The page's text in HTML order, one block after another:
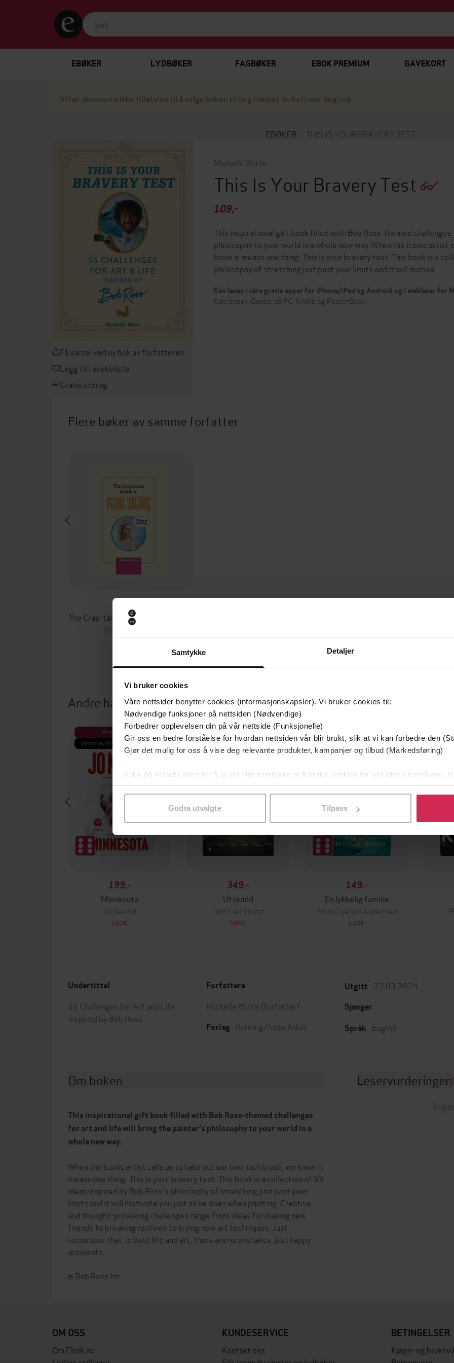
Samtykke Detaljer
Vi bruker cookies
Våre nettsider benytter cookies (informasjonskapsler). Vi bruker cookies til:
Nødvendige funksjoner på nettsiden (Nødvendige)
Forbedrer opplevelsen din på vår nettside (Funksjonelle)
Gir oss en bedre forståelse for hvordan nettsiden vår blir brukt, slik at vi kan forbedre den
Gjør det mulig for oss å vise deg relevante produkter, kampanjer og tilbud (Markedsføring)
Klikk på «Godta alle» for å gi oss ditt samtykke til å bruke cookies for alle disse formålene.
samtykke til spesifikke formål ved å klikke på «Tilpass». Du kan når som helst trekke
Godta utvalgte Tilpass
EBØKER LYDBØKER FAGBØKER EBOK PREMIUM GAVEKORT
Vi har dessverre ikke tillatelse til å selge boken til deg i landet du befinner deg i nå.
EBØKER THIS IS YOUR BRAVERY TEST
Få varsel ved ny bok av forfatteren
Legg til i ønskeliste
Gratis utdrag
Michelle Witte
This Is Your Bravery Test
109,-
This inspirational gift book filled with Bob Ross-themed
philosophy to your world in a whole new way.When the iconic
know it means one thing: This is your bravery test. This book is a
philosophy of stretching just past your limits and it will motiva…
Kan leses i våre gratis apper for iPhone/iPad og Android og i webleser for
Kan leses i iBooks, på PC, Kindle og PocketBook
Flere bøker av samme forfatter
Michelle Witte
Andre har også kjøpt
Premium
Vinner av Rivertonprisen
199,-
Minnesota
Jo Nesbø
EBOK
Premium
Første gang på tilbud
349,-
Utskudd
Jørn Lier Horst
EBOK
Premium
149,-
En lykkelig familie
Stian Hjelvin Andersen
EBOK
Undertittel
55 Challenges for Art and Life
Inspired by Bob Ross
Forfattere
Michelle Witte (forfatter)
Forlag Running Press Adult
Utgitt 23.03.2024
Sjanger
Språk
English
Om boken
This inspirational gift book filled with Bob Ross-themed challenges
for art and life will bring the painter's philosophy to your world in a
whole new way.
When the iconic artist calls us to take out our two-inch brush, we know it
means one thing: This is your bravery test. This book is a collection of 55
ideas inspired by Bob Ross's philosophy of stretching just past your
limits and it will motivate you just as he does when painting. Creative
and thought-provoking challenges range from ideas for making new
friends to breaking routines to trying new art techniques. Just
remember that, in both life and art, there are no mistakes, just happy
accidents.
Leservurderinger
OM OSS
Om Ebok.no
KUNDESERVICE
Kontakt oss
BETINGELSER
Kjøps- og